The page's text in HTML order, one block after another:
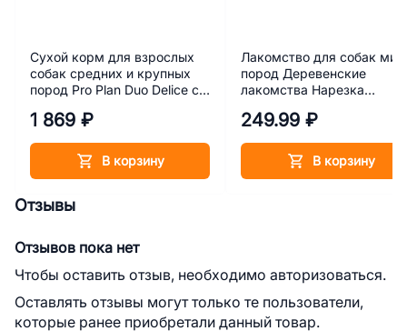
Сухой корм для взрослых
собак средних и крупных
пород Pro Plan Duo Delice с
1 869 ₽
В корзину
Лакомство для собак
пород Деревенские
лакомства Нарезка
249.99 ₽
В корзину
Отзывы
Отзывов пока нет
Чтобы оставить отзыв, необходимо авторизоваться.
Оставлять отзывы могут только те пользователи,
которые ранее приобретали данный товар.